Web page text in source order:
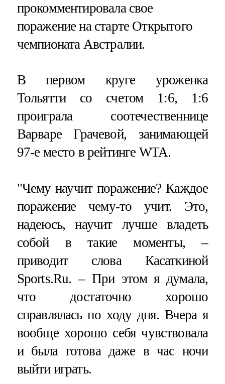
прокомментировала свое
поражение на старте Открытого
чемпионата Австралии.
В первом круге уроженка
Тольятти со счетом 1:6, 1:6
проиграла соотечественнице
Варваре Грачевой, занимающей
97-е место в рейтинге WTA.
"Чему научит поражение? Каждое
поражение чему-то учит. Это,
надеюсь, научит лучше владеть
собой в такие моменты, –
приводит слова Касаткиной
Sports.Ru. – При этом я думала,
что достаточно хорошо
справлялась по ходу дня. Вчера я
вообще хорошо себя чувствовала
и была готова даже в час ночи
выйти играть.